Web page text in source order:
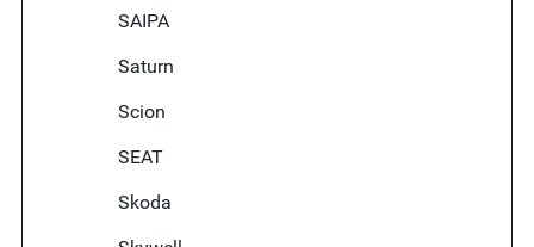
SAIPA
Saturn
Scion
SEAT
Skoda